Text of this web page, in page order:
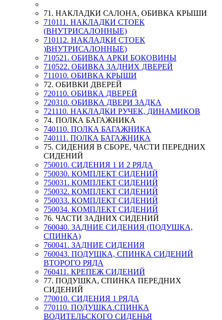
71. НАКЛАДКИ САЛОНА, ОБИВКА КРЫШИ
710111. НАКЛАДКИ СТОЕК
(ВНУТРИСАЛОННЫЕ)
710112. НАКЛАДКИ СТОЕК
)ВНУТРИСАЛОННЫЕ)
710521. ОБИВКА АРКИ БОКОВИНЫ
710522. ОБИВКА ЗАДНИХ ДВЕРЕЙ
711010. ОБИВКА КРЫШИ
72. ОБИВКИ ДВЕРЕЙ
720110. ОБИВКА ДВЕРЕЙ
720310. ОБИВКА ДВЕРИ ЗАДКА
721110. НАКЛАДКИ РУЧЕК, ДИНАМИКОВ
74. ПОЛКА БАГАЖНИКА
740110. ПОЛКА БАГАЖНИКА
740111. ПОЛКА БАГАЖНИКА
75. СИДЕНИЯ В СБОРЕ, ЧАСТИ ПЕРЕДНИХ
СИДЕНИЙ
750010. СИДЕНИЯ 1 И 2 РЯДА
750030. КОМПЛЕКТ СИДЕНИЙ
750031. КОМПЛЕКТ СИДЕНИЙ
750032. КОМПЛЕКТ СИДЕНИЙ
750033. КОМПЛЕКТ СИДЕНИЙ
750034. КОМПЛЕКТ СИДЕНИЙ
76. ЧАСТИ ЗАДНИХ СИДЕНИЙ
760040. ЗАДНИЕ СИДЕНИЯ (ПОДУШКА,
СПИНКА)
760041. ЗАДНИЕ СИДЕНИЯ
760043. ПОДУШКА, СПИНКА СИДЕНИЙ
ВТОРОГО РЯДА
760411. КРЕПЕЖ СИДЕНИЙ
77. ПОДУШКА, СПИНКА ПЕРЕДНИХ
СИДЕНИЙ
770010. СИДЕНИЯ 1 РЯДА
770110. ПОДУШКА.СПИНКА
ВОДИТЕЛЬСКОГО СИДЕНЬЯ